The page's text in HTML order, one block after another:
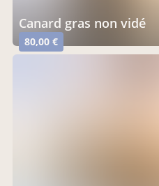
canard gras non vidé
80,00 €